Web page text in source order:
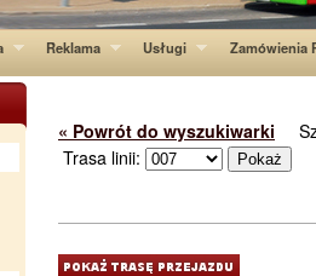
Reklama Usługi Zamówienia
« Powrót do wyszukiwarki
Trasa linii: